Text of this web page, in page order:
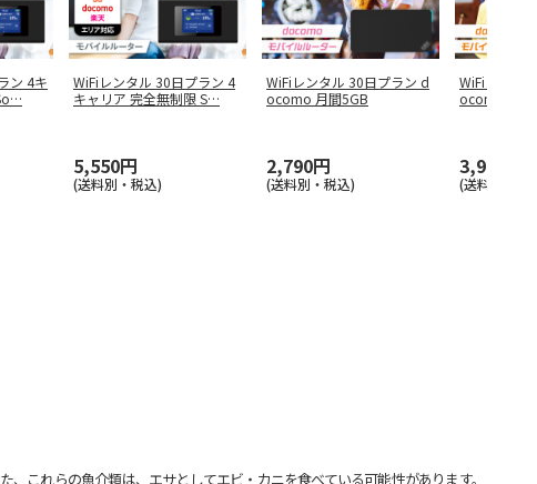
ン 4キ
…
WiFiレンタル 30日プラン 4
キャリア 完全無制限 S…
5,550円
(送料別・税込)
WiFiレンタル 30日プラン d
ocomo 月間5GB
2,790円
(送料別・税込)
WiFiレンタ
ocomo 月間
3,990円
(送料別・税
これらの魚介類は、エサとしてエビ・カニを食べている可能性があります。